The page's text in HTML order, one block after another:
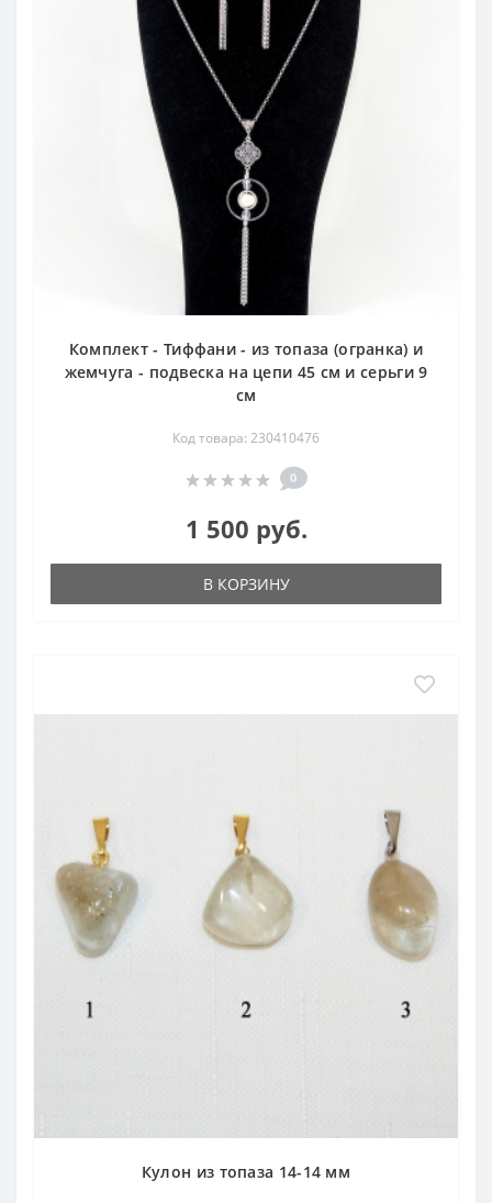
Комплект - Тиффани - из топаза (огранка) и
жемчуга - подвеска на цепи 45 см и серьги 9
см
Код товара: 230410476
0
1 500 руб.
В КОРЗИНУ
Кулон из топаза 14-14 мм